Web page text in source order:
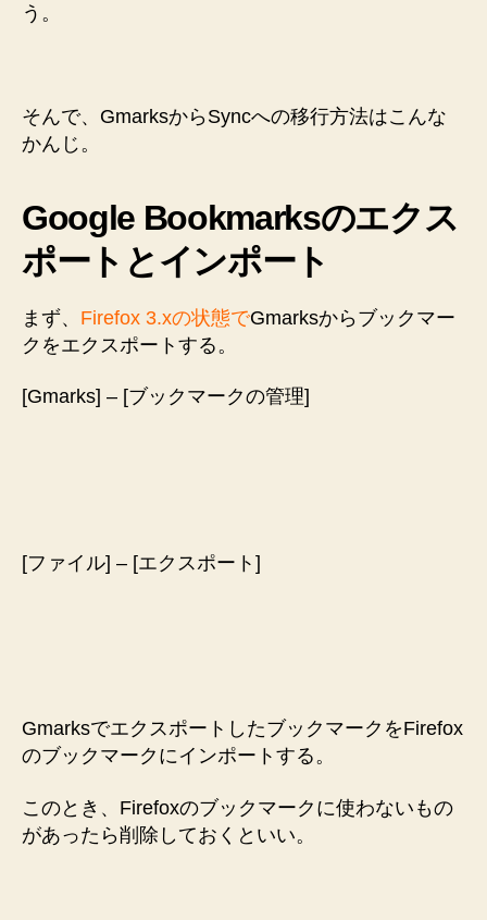
う。
そんで、GmarksからSyncへの移行方法はこんな
かんじ。
Google Bookmarksのエクス
ポートとインポート
まず、 Firefox 3.xの状態でGmarksからブックマー
クをエクスポートする。
[Gmarks] – [ブックマークの管理]
[ファイル] – [エクスポート]
GmarksでエクスポートしたブックマークをFirefox
のブックマークにインポートする。
このとき、Firefoxのブックマークに使わないもの
があったら削除しておくといい。